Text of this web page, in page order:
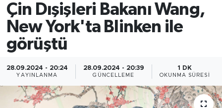
Çin Dışişleri Bakanı Wang,
New York'ta Blinken ile
görüştü
28.09.2024 - 20:24
YAYINLANMA
28.09.2024 - 20:39
GÜNCELLEME
1 DK
OKUNMA SÜRESI
Dünya
Politika